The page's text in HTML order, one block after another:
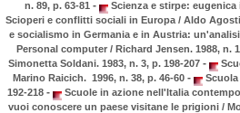
n. 89, p. 63-81 -
Scienza e stirpe: eugenica
Scioperi e conflitti sociali in Europa / Aldo Agosti
e socialismo in Germania e in Austria:
Personal computer / Richard Jensen. 1988, n.
Simonetta Soldani. 1983, n. 3, p. 198-207 -
Marino Raicich. 1996, n. 38, p. 46-60 -
Scuola
192-218 -
Scuole in azione nell'Italia
vuoi conoscere un paese visitane le prigioni /